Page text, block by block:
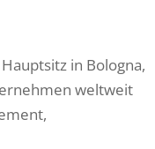
in Bologna,
weltweit